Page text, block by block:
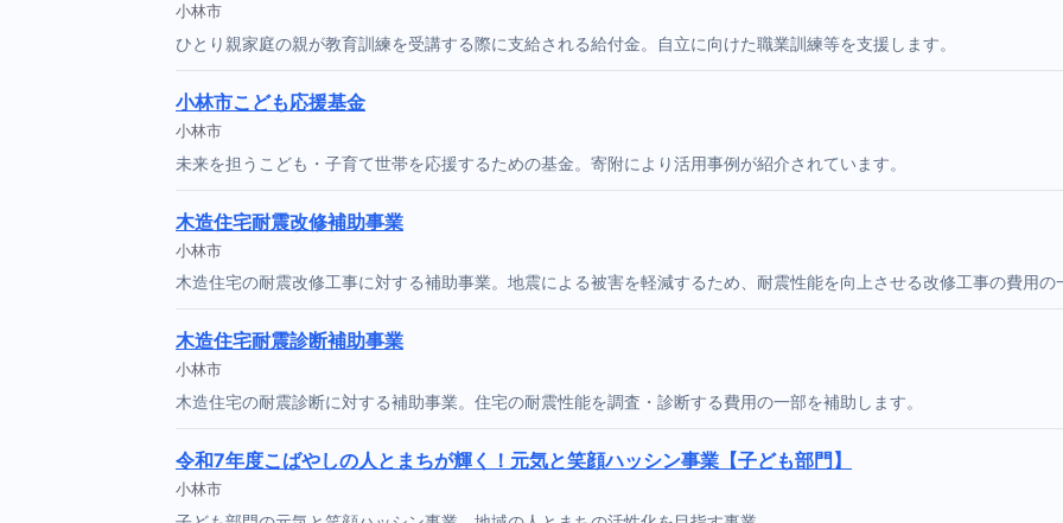
小林市
ひとり親家庭の親が教育訓練を受講する際に支給される給付金。自立に向けた職業訓練等を支援します。
小林市こども応援基金
小林市
未来を担うこども・子育て世帯を応援するための基金。寄附により活用事例が紹介されています。
木造住宅耐震改修補助事業
小林市
木造住宅の耐震改修工事に対する補助事業。地震による被害を軽減するため、耐震性能を向上させる改修工事の費用の
木造住宅耐震診断補助事業
小林市
木造住宅の耐震診断に対する補助事業。住宅の耐震性能を調査・診断する費用の一部を補助します。
令和7年度こばやしの人とまちが輝く！元気と笑顔ハッシン事業【子ども部門】
小林市